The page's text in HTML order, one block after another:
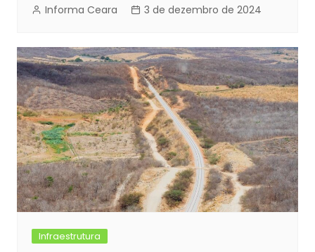
Informa Ceara 3 de dezembro de 2024
Infraestrutura